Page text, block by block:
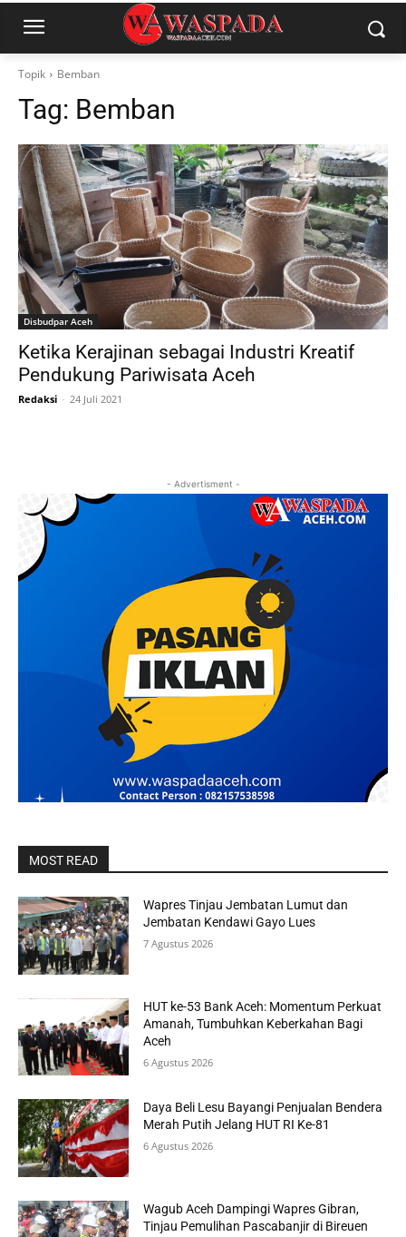
Topik Bemban
Tag: Bemban
Disbudpar Aceh
Ketika Kerajinan sebagai Industri Kreatif
Pendukung Pariwisata Aceh
Redaksi - 24 Juli 2021
- Advertisment -
MOST READ
Wapres Tinjau Jembatan Lumut dan
Jembatan Kendawi Gayo Lues
7 Agustus 2026
HUT ke-53 Bank Aceh: Momentum Perkuat
Amanah, Tumbuhkan Keberkahan Bagi
Aceh
6 Agustus 2026
Daya Beli Lesu Bayangi Penjualan Bendera
Merah Putih Jelang HUT RI Ke-81
6 Agustus 2026
Wagub Aceh Dampingi Wapres Gibran,
Tinjau Pemulihan Pascabanjir di Bireuen